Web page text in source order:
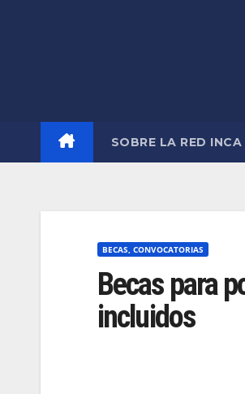
SOBRE LA RED INCA
BECAS, CONVOCATORIAS
Becas para
incluidos